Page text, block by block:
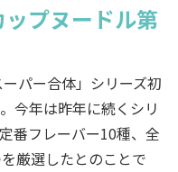
プヌードル第
パー合体」シリーズ初
今年は昨年に続くシリ
番フレーバー10種、全
厳選したとのことで